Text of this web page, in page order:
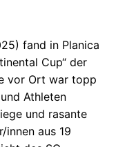
fand in Planica
Cup“ der
vor Ort war topp
Athleten
und rasante
aus 19